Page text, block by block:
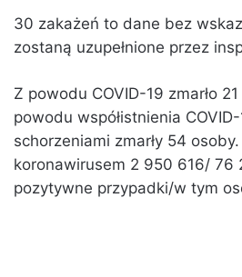
30 zakażeń to dane bez
zostaną uzupełnione przez
Z powodu COVID-19 zmarło
powodu współistnienia
schorzeniami zmarły 54
koronawirusem 2 950 616/ 76
pozytywne przypadki/w tym